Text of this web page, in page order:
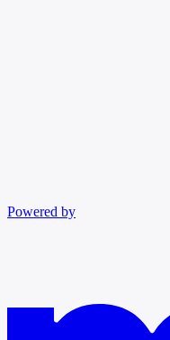
Powered by